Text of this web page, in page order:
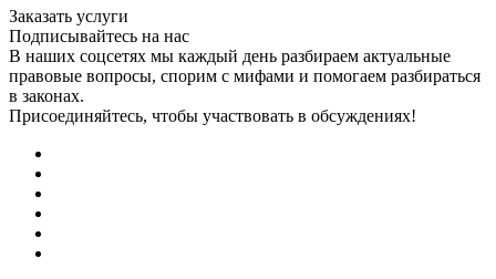
Заказать услуги
Подписывайтесь на нас
В наших соцсетях мы каждый день разбираем актуальные
правовые вопросы, спорим с мифами и помогаем разбираться
в законах.
Присоединяйтесь, чтобы участвовать в обсуждениях!